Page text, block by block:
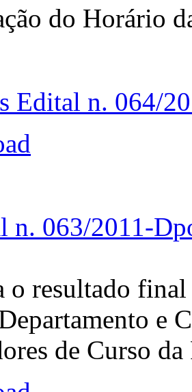
do Horário
Edital n. 064/
n. 063/2011-D
o resultado final
e
de Curso